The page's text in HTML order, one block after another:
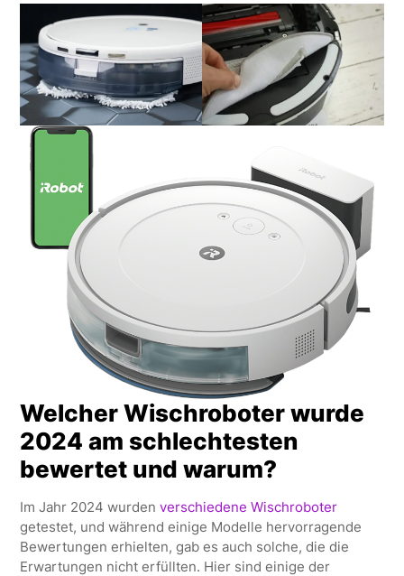
Welcher Wischroboter wurde
2024 am schlechtesten
bewertet und warum?
Im Jahr 2024 wurden verschiedene Wischroboter
getestet, und während einige Modelle hervorragende
Bewertungen erhielten, gab es auch solche, die die
Erwartungen nicht erfüllten. Hier sind einige der